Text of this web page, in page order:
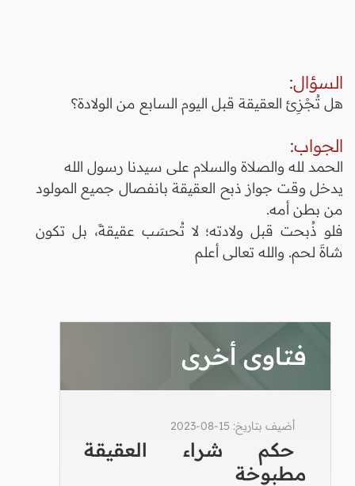
السؤال:
هل تُجْزِئ العقيقة قبل اليوم السابع من الولادة؟
الجواب:
الحمد لله والصلاة والسلام على سيدنا رسول الله
يدخل وقت جواز ذبح العقيقة بانفصال جميع المولود
من بطن أمه.
فلو ذُبحت قبل ولادته؛ لا تُحسَب عقيقةً، بل تكون
شاةَ لحم. والله تعالى أعلم
فتاوى أخرى
أضيف بتاريخ: 15-08-2023
حكم شراء العقيقة
مطبوخة